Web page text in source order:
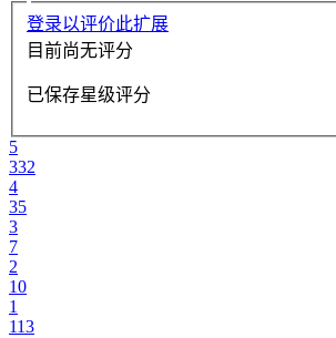
登录以评价此扩展
目前尚无评分
已保存星级评分
5
332
4
35
3
7
2
10
1
113